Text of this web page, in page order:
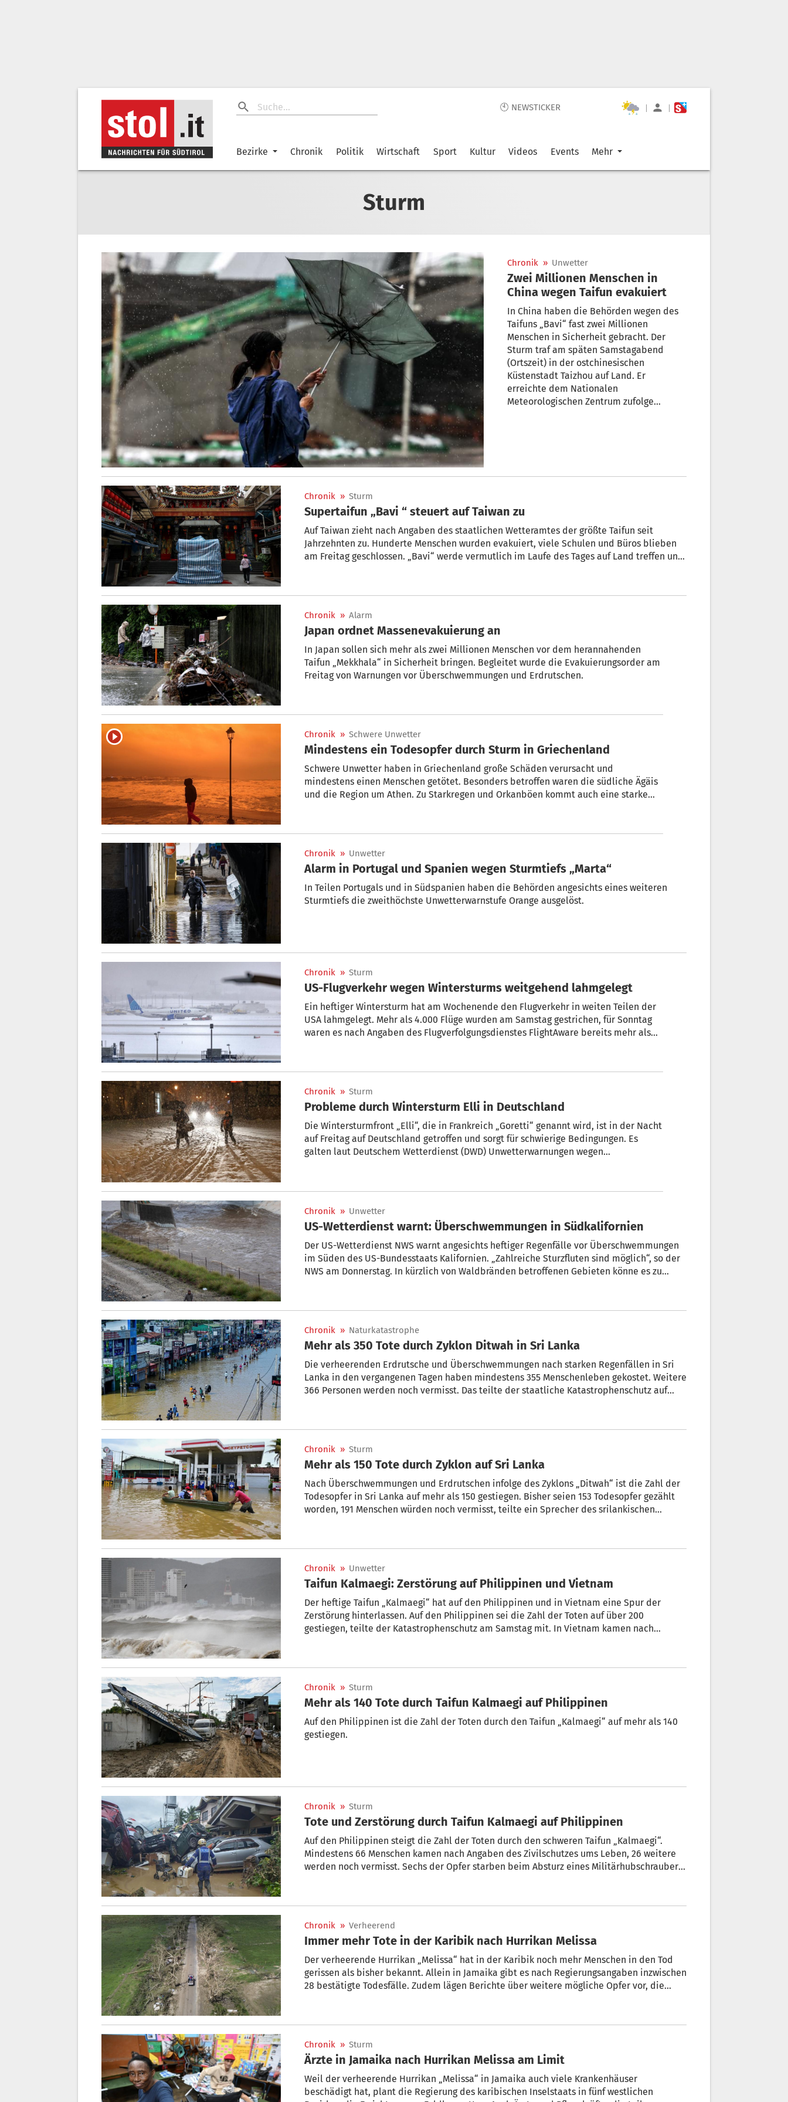
🕙 NEWSTICKER | |
Bezirke Chronik Politik Wirtschaft Sport Kultur Videos Events Mehr
Sturm
Chronik » Unwetter
Zwei Millionen Menschen in
China wegen Taifun evakuiert
In China haben die Behörden wegen des
Taifuns „Bavi“ fast zwei Millionen
Menschen in Sicherheit gebracht. Der
Sturm traf am späten Samstagabend
(Ortszeit) in der ostchinesischen
Küstenstadt Taizhou auf Land. Er
erreichte dem Nationalen
Meteorologischen Zentrum zufolge
Chronik » Sturm
Supertaifun „Bavi “ steuert auf Taiwan zu
Auf Taiwan zieht nach Angaben des staatlichen Wetteramtes der größte Taifun seit
Jahrzehnten zu. Hunderte Menschen wurden evakuiert, viele Schulen und Büros blieben
am Freitag geschlossen. „Bavi“ werde vermutlich im Laufe des Tages auf Land treffen und
Chronik » Alarm
Japan ordnet Massenevakuierung an
In Japan sollen sich mehr als zwei Millionen Menschen vor dem herannahenden
Taifun „Mekkhala“ in Sicherheit bringen. Begleitet wurde die Evakuierungsorder am
Freitag von Warnungen vor Überschwemmungen und Erdrutschen.
Chronik » Schwere Unwetter
Mindestens ein Todesopfer durch Sturm in Griechenland
Schwere Unwetter haben in Griechenland große Schäden verursacht und
mindestens einen Menschen getötet. Besonders betroffen waren die südliche Ägäis
und die Region um Athen. Zu Starkregen und Orkanböen kommt auch eine starke
Chronik » Unwetter
Alarm in Portugal und Spanien wegen Sturmtiefs „Marta“
In Teilen Portugals und in Südspanien haben die Behörden angesichts eines weiteren
Sturmtiefs die zweithöchste Unwetterwarnstufe Orange ausgelöst.
Chronik » Sturm
US-Flugverkehr wegen Wintersturms weitgehend lahmgelegt
Ein heftiger Wintersturm hat am Wochenende den Flugverkehr in weiten Teilen der
USA lahmgelegt. Mehr als 4.000 Flüge wurden am Samstag gestrichen, für Sonntag
waren es nach Angaben des Flugverfolgungsdienstes FlightAware bereits mehr als
auch United Airlines sagte vorsorglich zahlreiche Verbindungen ab.
Chronik » Sturm
Probleme durch Wintersturm Elli in Deutschland
Die Wintersturmfront „Elli“, die in Frankreich „Goretti“ genannt wird, ist in der Nacht
auf Freitag auf Deutschland getroffen und sorgt für schwierige Bedingungen. Es
galten laut Deutschem Wetterdienst (DWD) Unwetterwarnungen wegen
großflächigen Stromausfällen, und Großbritannien wappnet sich für viel Schnee.
Chronik » Unwetter
US-Wetterdienst warnt: Überschwemmungen in Südkalifornien
Der US-Wetterdienst NWS warnt angesichts heftiger Regenfälle vor Überschwemmungen
im Süden des US-Bundesstaats Kalifornien. „Zahlreiche Sturzfluten sind möglich“, so der
NWS am Donnerstag. In kürzlich von Waldbränden betroffenen Gebieten könne es zu
Mann sei in San Diego von einem umstürzenden Baum erschlagen worden.
Chronik » Naturkatastrophe
Mehr als 350 Tote durch Zyklon Ditwah in Sri Lanka
Die verheerenden Erdrutsche und Überschwemmungen nach starken Regenfällen in Sri
Lanka in den vergangenen Tagen haben mindestens 355 Menschenleben gekostet. Weitere
366 Personen werden noch vermisst. Das teilte der staatliche Katastrophenschutz auf
Chronik » Sturm
Mehr als 150 Tote durch Zyklon auf Sri Lanka
Nach Überschwemmungen und Erdrutschen infolge des Zyklons „Ditwah“ ist die Zahl der
Todesopfer in Sri Lanka auf mehr als 150 gestiegen. Bisher seien 153 Todesopfer gezählt
worden, 191 Menschen würden noch vermisst, teilte ein Sprecher des srilankischen
deutschen Touristen.
Chronik » Unwetter
Taifun Kalmaegi: Zerstörung auf Philippinen und Vietnam
Der heftige Taifun „Kalmaegi“ hat auf den Philippinen und in Vietnam eine Spur der
Zerstörung hinterlassen. Auf den Philippinen sei die Zahl der Toten auf über 200
gestiegen, teilte der Katastrophenschutz am Samstag mit. In Vietnam kamen nach
und bedroht bereits betroffenen Gebiete.
Chronik » Sturm
Mehr als 140 Tote durch Taifun Kalmaegi auf Philippinen
Auf den Philippinen ist die Zahl der Toten durch den Taifun „Kalmaegi“ auf mehr als 140
gestiegen.
Chronik » Sturm
Tote und Zerstörung durch Taifun Kalmaegi auf Philippinen
Auf den Philippinen steigt die Zahl der Toten durch den schweren Taifun „Kalmaegi“.
Mindestens 66 Menschen kamen nach Angaben des Zivilschutzes ums Leben, 26 weitere
werden noch vermisst. Sechs der Opfer starben beim Absturz eines Militärhubschraubers,
mussten ihre Häuser verlassen.
Chronik » Verheerend
Immer mehr Tote in der Karibik nach Hurrikan Melissa
Der verheerende Hurrikan „Melissa“ hat in der Karibik noch mehr Menschen in den Tod
gerissen als bisher bekannt. Allein in Jamaika gibt es nach Regierungsangaben inzwischen
28 bestätigte Todesfälle. Zudem lägen Berichte über weitere mögliche Opfer vor, die
Chronik » Sturm
Ärzte in Jamaika nach Hurrikan Melissa am Limit
Weil der verheerende Hurrikan „Melissa“ in Jamaika auch viele Krankenhäuser
beschädigt hat, plant die Regierung des karibischen Inselstaats in fünf westlichen